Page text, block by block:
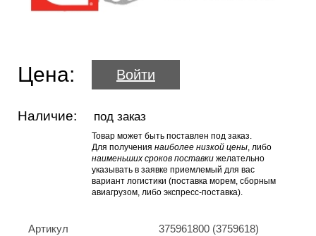
Цена: Войти
Наличие: под заказ
Товар может быть поставлен под заказ.
Для получения наиболее низкой цены, либо
наименьших сроков поставки желательно
указывать в заявке приемлемый для вас
вариант логистики (поставка морем, сборным
авиагрузом, либо экспресс-поставка).
Артикул 375961800 (3759618)